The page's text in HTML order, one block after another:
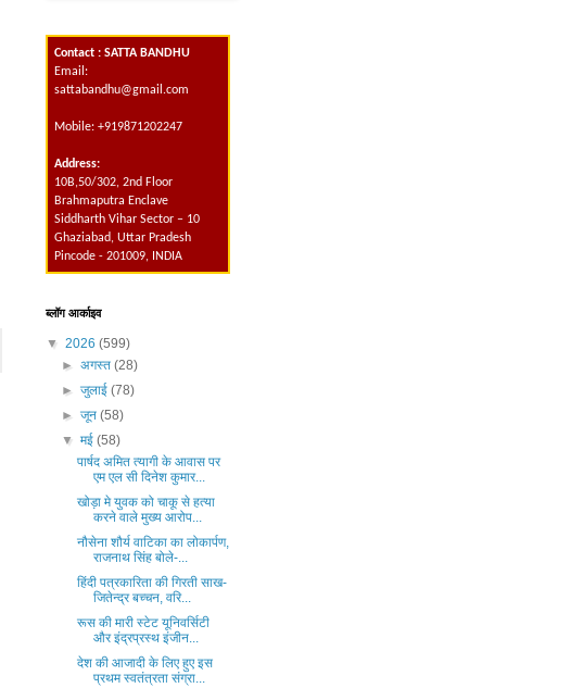
Contact : SATTA BANDHU
Email:
sattabandhu@gmail.com
Mobile: +919871202247
Address:
10B,50/302, 2nd Floor
Brahmaputra Enclave
Siddharth Vihar Sector – 10
Ghaziabad, Uttar Pradesh
Pincode - 201009, INDIA
ब्लॉग आर्काइव
▼ 2026 (599)
► अगस्त (28)
► जुलाई (78)
► जून (58)
▼ मई (58)
पार्षद अमित त्यागी के आवास पर
एम एल सी दिनेश कुमार...
खोड़ा मे युवक को चाकू से हत्या
करने वाले मुख्य आरोप...
नौसेना शौर्य वाटिका का लोकार्पण,
राजनाथ सिंह बोले-...
हिंदी पत्रकारिता की गिरती साख-
जितेन्द्र बच्चन, वरि...
रूस की मारी स्टेट यूनिवर्सिटी
और इंद्रप्रस्थ इंजीन...
देश की आजादी के लिए हुए इस
प्रथम स्वतंत्रता संग्रा...